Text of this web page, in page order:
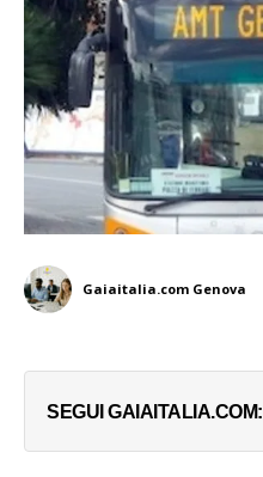
Gaiaitalia.com Genova
SEGUI GAIAITALIA.COM: